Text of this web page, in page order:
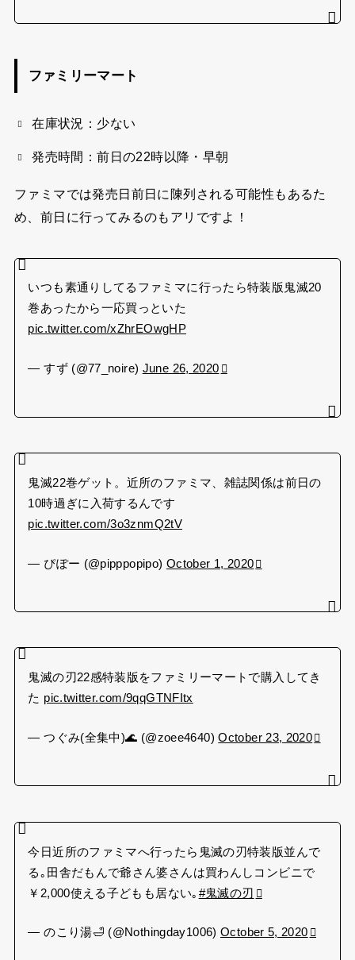
ファミリーマート
在庫状況：少ない
発売時間：前日の22時以降・早朝
ファミマでは発売日前日に陳列される可能性もあるた
め、前日に行ってみるのもアリですよ！
いつも素通りしてるファミマに行ったら特装版鬼滅20
巻あったから一応買っといた
pic.twitter.com/xZhrEOwgHP
— すず (@77_noire) June 26, 2020
鬼滅22巻ゲット。近所のファミマ、雑誌関係は前日の
10時過ぎに入荷するんです
pic.twitter.com/3o3znmQ2tV
— ぴぽー (@pipppopipo) October 1, 2020
鬼滅の刃22感特装版をファミリーマートで購入してき
た pic.twitter.com/9qqGTNFItx
— つぐみ(全集中)🌊 (@zoee4640)October 23, 2020
今日近所のファミマへ行ったら鬼滅の刃特装版並んで
る｡田舎だもんで爺さん婆さんは買わんしコンビニで
￥2,000使える子どもも居ない｡ #鬼滅の刃
— のこり湯🛁 (@Nothingday1006)October 5, 2020